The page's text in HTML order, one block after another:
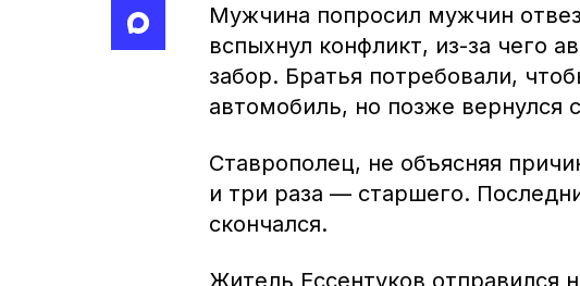
Мужчина попросил мужчин
вспыхнул конфликт, из-за чего
забор. Братья потребовали,
автомобиль, но позже вернулся
Ставрополец, не объясняя
и три раза — старшего.
скончался.
Житель Ессентуков отправился